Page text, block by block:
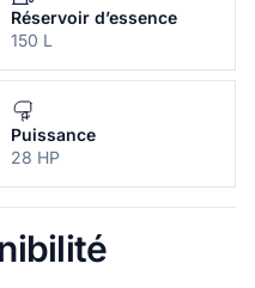
Réservoir d’essence
150 L
Puissance
28 HP